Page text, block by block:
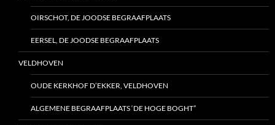
OIRSCHOT, DE JOODSE BEGRAAFPLAATS
EERSEL, DE JOODSE BEGRAAFPLAATS
VELDHOVEN
OUDE KERKHOF D’EKKER, VELDHOVEN
ALGEMENE BEGRAAFPLAATS ‘DE HOGE BOGHT”